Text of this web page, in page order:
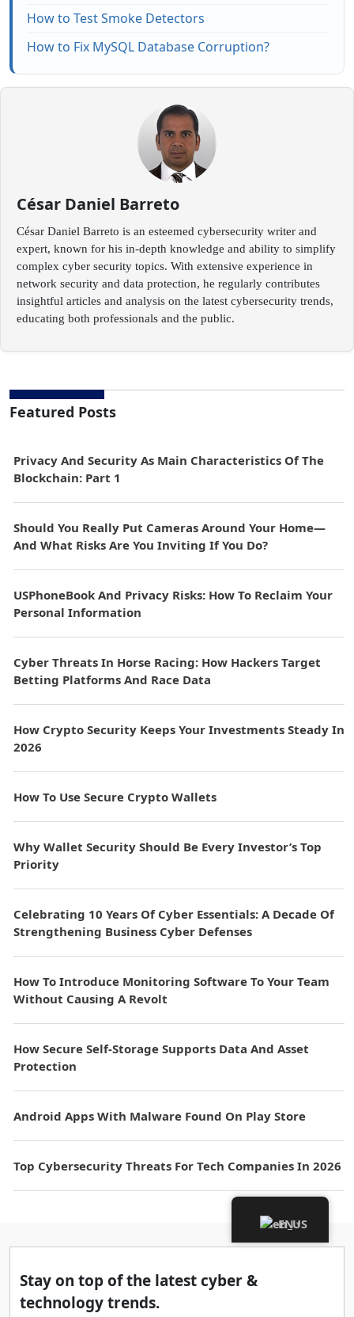
How to Test Smoke Detectors
How to Fix MySQL Database Corruption?
César Daniel Barreto
César Daniel Barreto is an esteemed cybersecurity writer and
expert, known for his in-depth knowledge and ability to simplify
complex cyber security topics. With extensive experience in
network security and data protection, he regularly contributes
insightful articles and analysis on the latest cybersecurity trends,
educating both professionals and the public.
Featured Posts
Privacy And Security As Main Characteristics Of The
Blockchain: Part 1
Should You Really Put Cameras Around Your Home—
And What Risks Are You Inviting If You Do?
USPhoneBook And Privacy Risks: How To Reclaim Your
Personal Information
Cyber Threats In Horse Racing: How Hackers Target
Betting Platforms And Race Data
How Crypto Security Keeps Your Investments Steady In
2026
How To Use Secure Crypto Wallets
Why Wallet Security Should Be Every Investor’s Top
Priority
Celebrating 10 Years Of Cyber Essentials: A Decade Of
Strengthening Business Cyber Defenses
How To Introduce Monitoring Software To Your Team
Without Causing A Revolt
How Secure Self-Storage Supports Data And Asset
Protection
Android Apps With Malware Found On Play Store
Top Cybersecurity Threats For Tech Companies In 2026
Stay on top of the latest cyber &
technology trends.
EN▾